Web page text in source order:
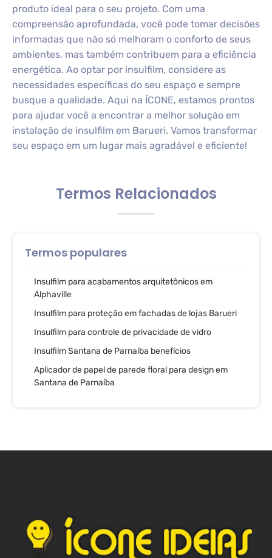
produto ideal para o seu projeto. Com uma
compreensão aprofundada, você pode tomar decisões
informadas que não só melhoram o conforto de seus
ambientes, mas também contribuem para a eficiência
energética. Ao optar por insulfilm, considere as
necessidades específicas do seu espaço e sempre
busque a qualidade. Aqui na ÍCONE, estamos prontos
para ajudar você a encontrar a melhor solução em
instalação de insulfilm em Barueri. Vamos transformar
seu espaço em um lugar mais agradável e eficiente!
Termos Relacionados
Termos populares
Insulfilm para acabamentos arquitetônicos em
Alphaville
Insulfilm para proteção em fachadas de lojas Barueri
Insulfilm para controle de privacidade de vidro
Insulfilm Santana de Parnaíba benefícios
Aplicador de papel de parede floral para design em
Santana de Parnaíba